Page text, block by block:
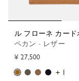
ル フローネ カー
ペカン - レザー
¥ 27,500
+ 1